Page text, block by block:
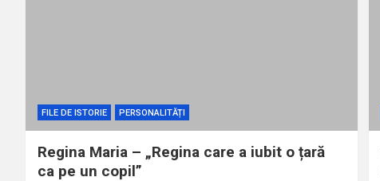
FILE DE ISTORIE PERSONALITĂȚI
Regina Maria – „Regina care a iubit o țară
ca pe un copil”